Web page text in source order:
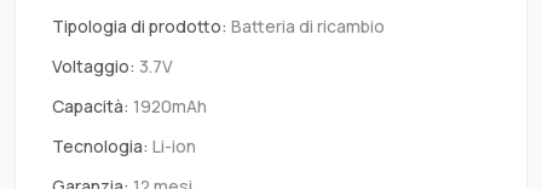
Tipologia di prodotto: Batteria di ricambio
Voltaggio: 3.7V
Capacità: 1920mAh
Tecnologia: Li-ion